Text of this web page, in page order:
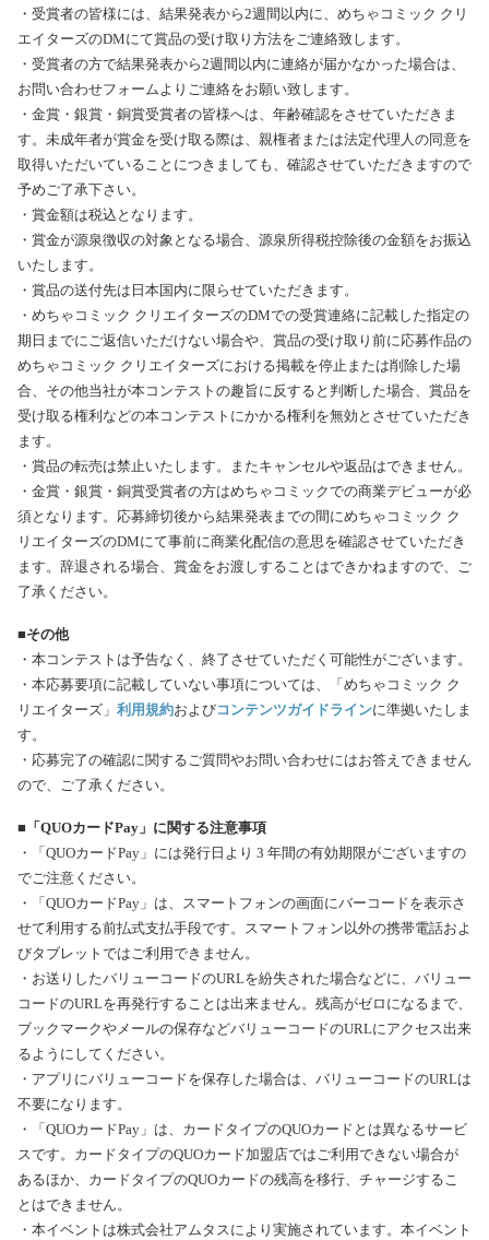
・受賞者の皆様には、結果発表から2週間以内に、めちゃコミック クリ
エイターズのDMにて賞品の受け取り方法をご連絡致します。
・受賞者の方で結果発表から2週間以内に連絡が届かなかった場合は、
お問い合わせフォームよりご連絡をお願い致します。
・金賞・銀賞・銅賞受賞者の皆様へは、年齢確認をさせていただきま
す。未成年者が賞金を受け取る際は、親権者または法定代理人の同意を
取得いただいていることにつきましても、確認させていただきますので
予めご了承下さい。
・賞金額は税込となります。
・賞金が源泉徴収の対象となる場合、源泉所得税控除後の金額をお振込
いたします。
・賞品の送付先は日本国内に限らせていただきます。
・めちゃコミック クリエイターズのDMでの受賞連絡に記載した指定の
期日までにご返信いただけない場合や、賞品の受け取り前に応募作品の
めちゃコミック クリエイターズにおける掲載を停止または削除した場
合、その他当社が本コンテストの趣旨に反すると判断した場合、賞品を
受け取る権利などの本コンテストにかかる権利を無効とさせていただき
ます。
・賞品の転売は禁止いたします。またキャンセルや返品はできません。
・金賞・銀賞・銅賞受賞者の方はめちゃコミックでの商業デビューが必
須となります。応募締切後から結果発表までの間にめちゃコミック ク
リエイターズのDMにて事前に商業化配信の意思を確認させていただき
ます。辞退される場合、賞金をお渡しすることはできかねますので、ご
了承ください。
■その他
・本コンテストは予告なく、終了させていただく可能性がございます。
・本応募要項に記載していない事項については、「めちゃコミック ク
リエイターズ」 利用規約およびコンテンツガイドラインに準拠いたしま
す。
・応募完了の確認に関するご質問やお問い合わせにはお答えできません
ので、ご了承ください。
■「QUOカードPay」に関する注意事項
・「QUOカードPay」には発行日より 3 年間の有効期限がございますの
でご注意ください。
・「QUOカードPay」は、スマートフォンの画面にバーコードを表示さ
せて利用する前払式支払手段です。スマートフォン以外の携帯電話およ
びタブレットではご利用できません。
・お送りしたバリューコードのURLを紛失された場合などに、バリュー
コードのURLを再発行することは出来ません。残高がゼロになるまで、
ブックマークやメールの保存などバリューコードのURLにアクセス出来
るようにしてください。
・アプリにバリューコードを保存した場合は、バリューコードのURLは
不要になります。
・「QUOカードPay」は、カードタイプのQUOカードとは異なるサービ
スです。カードタイプのQUOカード加盟店ではご利用できない場合が
あるほか、カードタイプのQUOカードの残高を移行、チャージするこ
とはできません。
・本イベントは株式会社アムタスにより実施されています。本イベント